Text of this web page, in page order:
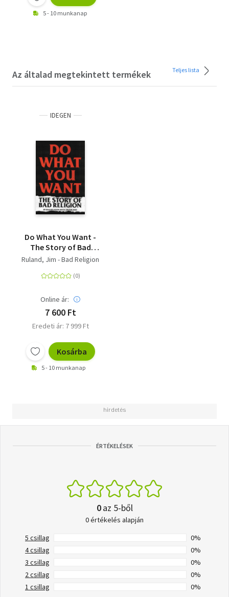
5 - 10 munkanap
Az általad megtekintett termékek Teljes lista
IDEGEN
Do What You Want -
The Story of Bad
Religion
Ruland, Jim - Bad Religion
Online ár:
7 600 Ft
Eredeti ár: 7 999 Ft
Kosárba
5 - 10 munkanap
ÉRTÉKELÉSEK
0az 5-ből
0 értékelés alapján
5 csillag
0%
4 csillag
0%
3 csillag
0%
2 csillag
0%
1 csillag
0%